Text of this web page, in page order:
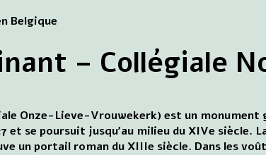
Belgique
– Collégiale
Onze-Lieve-Vrouwekerk) est un
et se poursuit jusqu'au milieu du XIVe siècle.
un portail roman du XIIIe siècle. Dans les